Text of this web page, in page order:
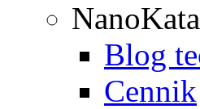
Nano
Blog
Cennik